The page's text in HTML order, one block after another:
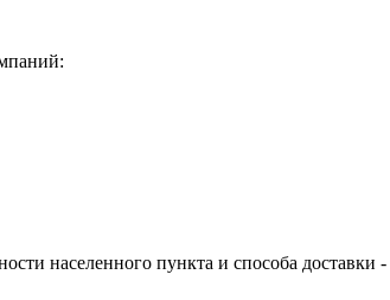
населенного пункта и способа доставки